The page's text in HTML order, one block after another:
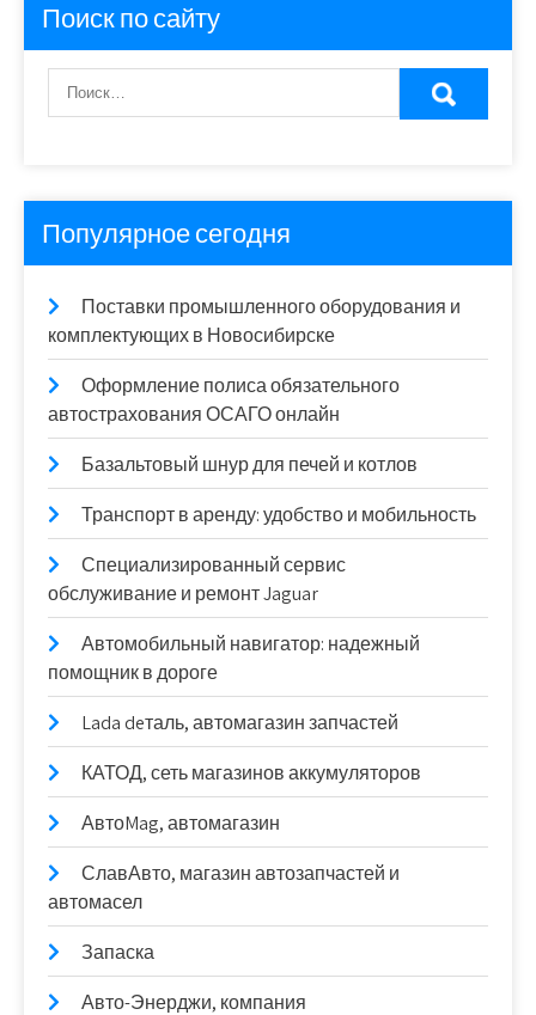
Поиск по сайту
Популярное сегодня
Поставки промышленного оборудования и
комплектующих в Новосибирске
Оформление полиса обязательного
автострахования ОСАГО онлайн
Базальтовый шнур для печей и котлов
Транспорт в аренду: удобство и мобильность
Специализированный сервис
обслуживание и ремонт Jaguar
Автомобильный навигатор: надежный
помощник в дороге
Lada deталь, автомагазин запчастей
КАТОД, сеть магазинов аккумуляторов
АвтоMag, автомагазин
СлавАвто, магазин автозапчастей и
автомасел
Запаска
Авто-Энерджи, компания